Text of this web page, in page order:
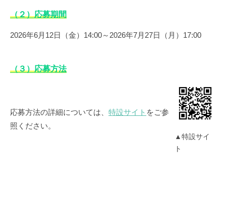
（２）応募期間
2026年6月12日（金）14:00～2026年7月27日（月）17:00
（３）応募方法
応募方法の詳細については、 特設サイト をご参
照ください。
▲特設サイ
ト